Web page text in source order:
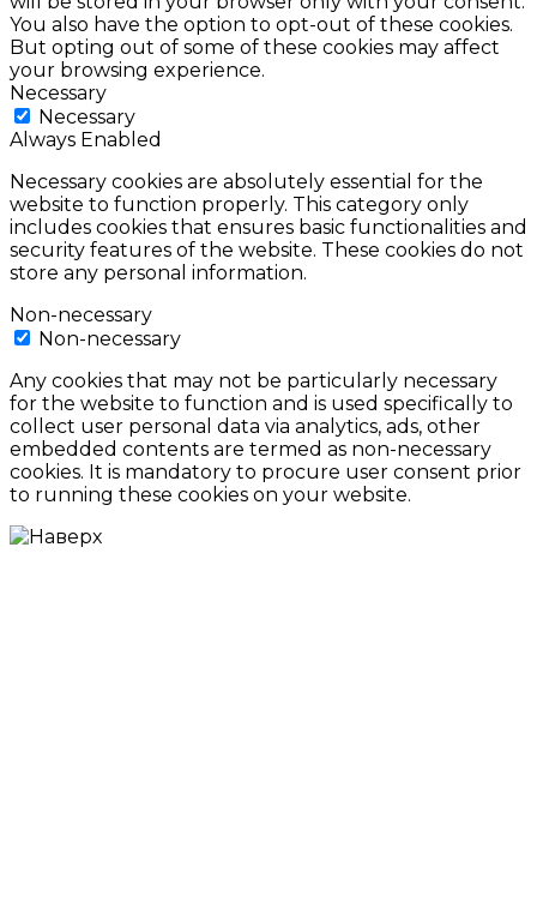
You also have the option to opt-out of these cookies.
But opting out of some of these cookies may affect
your browsing experience.
Necessary
Necessary
Always Enabled
Necessary cookies are absolutely essential for the
website to function properly. This category only
includes cookies that ensures basic functionalities and
security features of the website. These cookies do not
store any personal information.
Non-necessary
Non-necessary
Any cookies that may not be particularly necessary
for the website to function and is used specifically to
collect user personal data via analytics, ads, other
embedded contents are termed as non-necessary
cookies. It is mandatory to procure user consent prior
to running these cookies on your website.